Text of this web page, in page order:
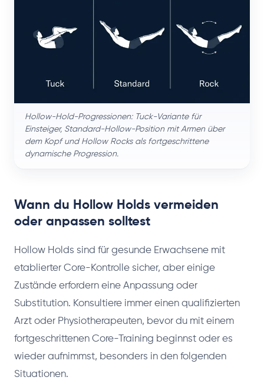
Hollow-Hold-Progressionen: Tuck-Variante für
Einsteiger, Standard-Hollow-Position mit Armen über
dem Kopf und Hollow Rocks als fortgeschrittene
dynamische Progression.
Wann du Hollow Holds vermeiden
oder anpassen solltest
Hollow Holds sind für gesunde Erwachsene mit
etablierter Core-Kontrolle sicher, aber einige
Zustände erfordern eine Anpassung oder
Substitution. Konsultiere immer einen qualifizierten
Arzt oder Physiotherapeuten, bevor du mit einem
fortgeschrittenen Core-Training beginnst oder es
wieder aufnimmst, besonders in den folgenden
Situationen.